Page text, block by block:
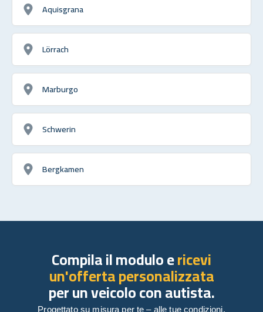
Aquisgrana
Lörrach
Marburgo
Schwerin
Bergkamen
Compila il modulo ericevi
un'offerta personalizzata
per un veicolo con autista.
Progettato su misura per te – alle tue condizioni,